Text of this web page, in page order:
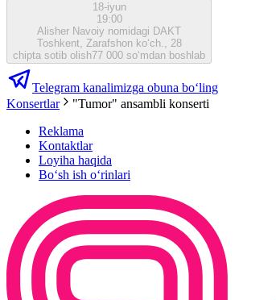
18-iyun
19:00
Alisher Navoiy nomidagi DAKT
Toshkent, Zarafshon ko‘ch., 28
chipta sotib olish77 000 so‘mdan boshlab
Telegram kanalimizga obuna bo‘ling
Konsertlar
"Tumor" ansambli konserti
Reklama
Kontaktlar
Loyiha haqida
Bo‘sh ish o‘rinlari